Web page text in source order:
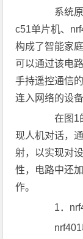
系统原
c51单片机、
构成了智能家
可以通过该电
手持遥控通信
连入网络的设
在图1的
现人机对话，
射，以实现对
性，电路中还
作。
1．
nrf401收